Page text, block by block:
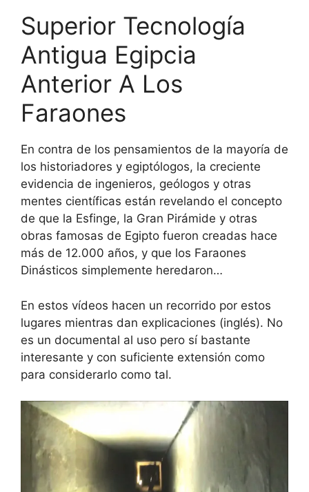
Superior Tecnología
Antigua Egipcia
Anterior A Los
Faraones
En contra de los pensamientos de la mayoría de
los historiadores y egiptólogos, la creciente
evidencia de ingenieros, geólogos y otras
mentes científicas están revelando el concepto
de que la Esfinge, la Gran Pirámide y otras
obras famosas de Egipto fueron creadas hace
más de 12.000 años, y que los Faraones
Dinásticos simplemente heredaron…
En estos vídeos hacen un recorrido por estos
lugares mientras dan explicaciones (inglés). No
es un documental al uso pero sí bastante
interesante y con suficiente extensión como
para considerarlo como tal.